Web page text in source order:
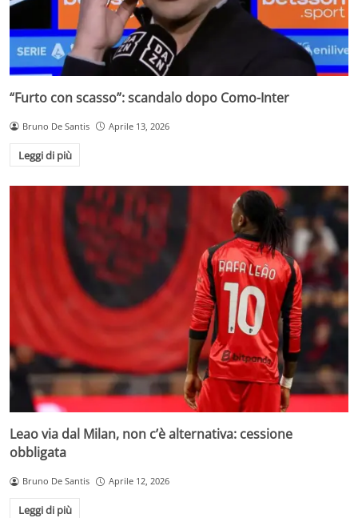
“Furto con scasso”: scandalo dopo Como-Inter
Bruno De Santis Aprile 13, 2026
Leggi di più
Leao via dal Milan, non c’è alternativa: cessione
obbligata
Bruno De Santis Aprile 12, 2026
Leggi di più